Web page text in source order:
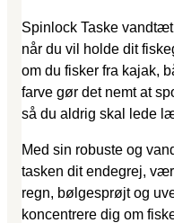
Spinlock Taske
når du vil holde dit
om du fisker fra kajak,
farve gør det nemt at
så du aldrig skal lede
Med sin robuste og
tasken dit endegrej,
regn, bølgesprøjt og
koncentrere dig om